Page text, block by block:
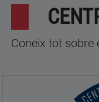
RECERCA
INTERNACIONAL
Coneix tot sobre